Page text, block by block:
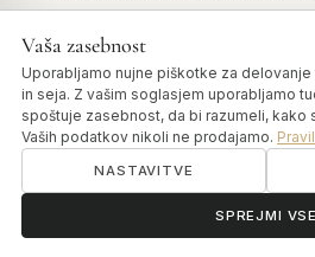
Pogosto pri starajočih se
Mahanarayana Thailam
Aktivacija in spodbuda:
Ko Kapha zastane, ॐ
Vaša zasebnost
Uporabljamo nujne piškotke za
in seja. Z vašim soglasjem uporabljamo
spoštuje zasebnost, da bi razumeli, kako
Vaših podatkov nikoli ne prodajamo.
NASTAVITVE
SPREJMI VSE